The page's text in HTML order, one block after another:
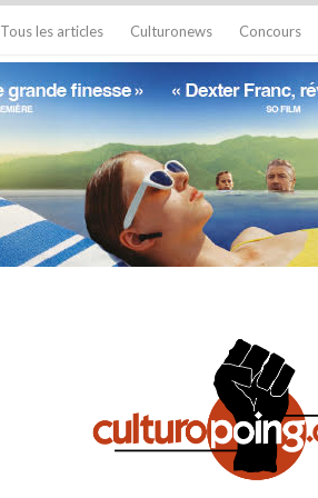
Tous les articles Culturonews Concours